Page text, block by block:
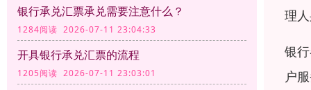
银行承兑汇票承兑需要注意什么？
1284阅读 2026-07-11 23:04:33
开具银行承兑汇票的流程
1205阅读 2026-07-11 23:03:01
理
银
户